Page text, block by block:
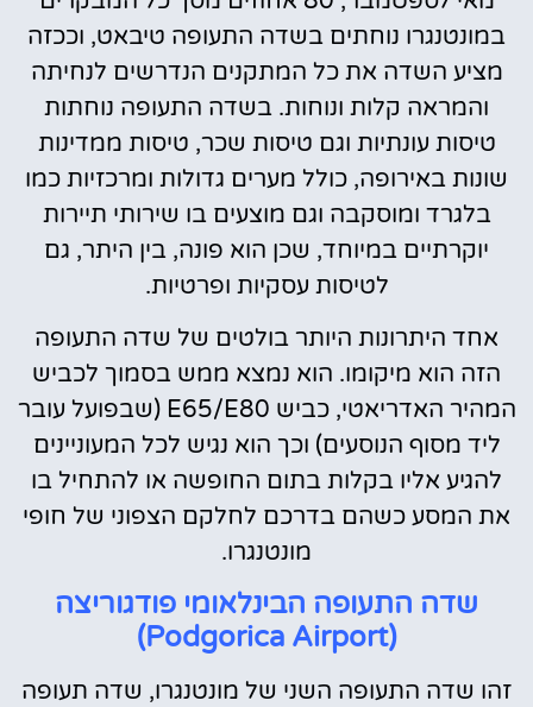
במונטנגרו נוחתים בשדה התעופה טיבאט, וככזה
מציע השדה את כל המתקנים הנדרשים לנחיתה
והמראה קלות ונוחות. בשדה התעופה נוחתות
טיסות עונתיות וגם טיסות שכר, טיסות ממדינות
שונות באירופה, כולל מערים גדולות ומרכזיות כמו
בלגרד ומוסקבה וגם מוצעים בו שירותי תיירות
יוקרתיים במיוחד, שכן הוא פונה, בין היתר, גם
לטיסות עסקיות ופרטיות.
אחד היתרונות היותר בולטים של שדה התעופה
הזה הוא מיקומו. הוא נמצא ממש בסמוך לכביש
המהיר האדריאטי, כביש E65/E80 (שבפועל עובר
ליד מסוף הנוסעים) וכך הוא נגיש לכל המעוניינים
להגיע אליו בקלות בתום החופשה או להתחיל בו
את המסע כשהם בדרכם לחלקם הצפוני של חופי
מונטנגרו.
שדה התעופה הבינלאומי פודגוריצה
(
Podgorica Airport
)
זהו שדה התעופה השני של מונטנגרו, שדה תעופה